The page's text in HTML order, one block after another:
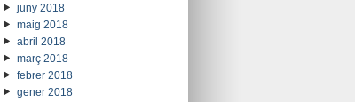
juny 2018
maig 2018
abril 2018
març 2018
febrer 2018
gener 2018